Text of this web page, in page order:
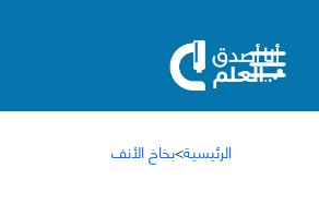
الرئيسية>بخاخ الأنف